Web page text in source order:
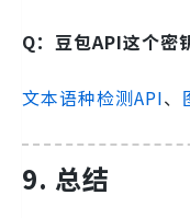
Q：豆包API这个密
文本语种检测API、
9. 总结